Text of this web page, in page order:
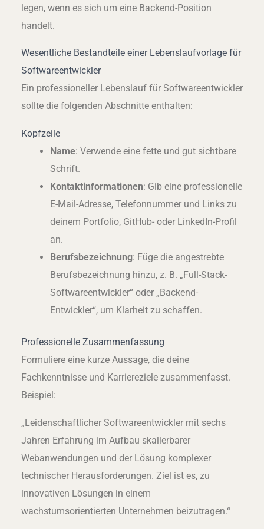
legen, wenn es sich um eine Backend-Position
handelt.
Wesentliche Bestandteile einer Lebenslaufvorlage für
Softwareentwickler
Ein professioneller Lebenslauf für Softwareentwickler
sollte die folgenden Abschnitte enthalten:
Kopfzeile
Name: Verwende eine fette und gut sichtbare
Schrift.
Kontaktinformationen: Gib eine professionelle
E-Mail-Adresse, Telefonnummer und Links zu
deinem Portfolio, GitHub- oder LinkedIn-Profil
an.
Berufsbezeichnung: Füge die angestrebte
Berufsbezeichnung hinzu, z. B. „Full-Stack-
Softwareentwickler“ oder „Backend-
Entwickler“, um Klarheit zu schaffen.
Professionelle Zusammenfassung
Formuliere eine kurze Aussage, die deine
Fachkenntnisse und Karriereziele zusammenfasst.
Beispiel:
„Leidenschaftlicher Softwareentwickler mit sechs
Jahren Erfahrung im Aufbau skalierbarer
Webanwendungen und der Lösung komplexer
technischer Herausforderungen. Ziel ist es, zu
innovativen Lösungen in einem
wachstumsorientierten Unternehmen beizutragen.“